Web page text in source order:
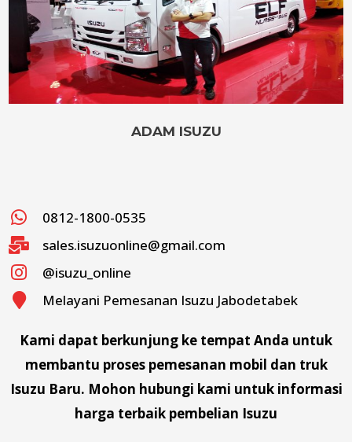
ADAM ISUZU
0812-1800-0535
sales.isuzuonline@gmail.com
@isuzu_online
Melayani Pemesanan Isuzu Jabodetabek
Kami dapat berkunjung ke tempat Anda untuk
membantu proses pemesanan mobil dan truk
Isuzu Baru. Mohon hubungi kami untuk informasi
harga terbaik pembelian Isuzu